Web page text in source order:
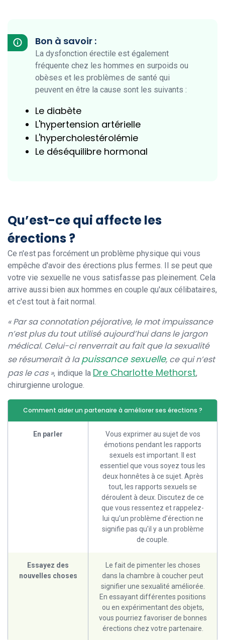
Bon à savoir :
La dysfonction érectile est également
fréquente chez les hommes en surpoids ou
obèses et les problèmes de santé qui
peuvent en être la cause sont les suivants :
Le diabète
L'hypertension artérielle
L'hypercholestérolémie
Le déséquilibre hormonal
Qu’est-ce qui affecte les
érections ?
Ce n'est pas forcément un problème physique qui vous
empêche d'avoir des érections plus fermes. Il se peut que
votre vie sexuelle ne vous satisfasse pas pleinement. Cela
arrive aussi bien aux hommes en couple qu'aux célibataires,
et c'est tout à fait normal.
« Par sa connotation péjorative, le mot impuissance
n’est plus du tout utilisé aujourd’hui dans le jargon
médical. Celui-ci renverrait au fait que la sexualité
se résumerait à lapuissance sexuelle, ce qui n’est
pas le cas », indique la Dre Charlotte Methorst,
chirurgienne urologue.
Comment aider un partenaire à améliorer ses érections ?
En parler
Vous exprimer au sujet de vos
émotions pendant les rapports
sexuels est important. Il est
essentiel que vous soyez tous les
deux honnêtes à ce sujet. Après
tout, les rapports sexuels se
déroulent à deux. Discutez de ce
que vous ressentez et rappelez-
lui qu’un problème d’érection ne
signifie pas qu'il y a un problème
de couple.
Essayez des
nouvelles choses
Le fait de pimenter les choses
dans la chambre à coucher peut
signifier une sexualité améliorée.
En essayant différentes positions
ou en expérimentant des objets,
vous pourriez favoriser de bonnes
érections chez votre partenaire.